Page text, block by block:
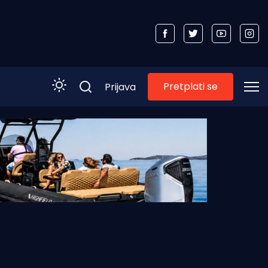
Prijava Pretplati se